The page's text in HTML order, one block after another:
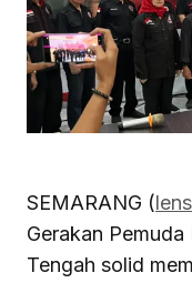
SEMARANG (
Gerakan
Tengah solid